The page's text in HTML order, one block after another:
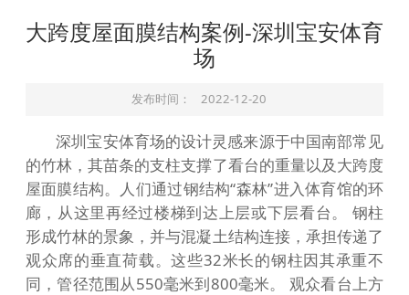
大跨度屋面膜结构案例-深圳宝安体育
场
发布时间： 2022-12-20
深圳宝安体育场的设计灵感来源于中国南部常见
的竹林，其苗条的支柱支撑了看台的重量以及大跨度
屋面膜结构。人们通过钢结构“森林”进入体育馆的环
廊，从这里再经过楼梯到达上层或下层看台。 钢柱
形成竹林的景象，并与混凝土结构连接，承担传递了
观众席的垂直荷载。这些32米长的钢柱因其承重不
同，管径范围从550毫米到800毫米。 观众看台上方